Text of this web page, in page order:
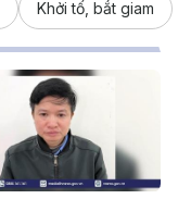
Khởi tố, bắt giam